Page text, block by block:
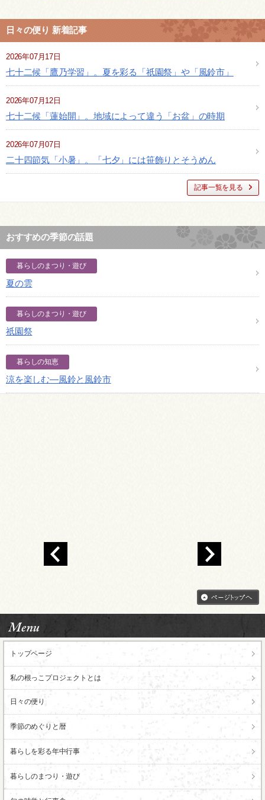
日々の便り 新着記事
2026年07月17日
七十二候「鷹乃学習」。夏を彩る「祇園祭」や「風鈴市」
2026年07月12日
七十二候「蓮始開」。地域によって違う「お盆」の時期
2026年07月07日
二十四節気「小暑」。「七夕」には笹飾りとそうめん
記事一覧を見る
おすすめの季節の話題
暮らしのまつり・遊び
夏の雲
暮らしのまつり・遊び
祇園祭
暮らしの知恵
涼を楽しむ―風鈴と風鈴市
トップページ
私の根っこ プロジェクトとは
日々の便り
季節のめぐりと暦
暮らしを彩る年中行事
暮らしのまつり・遊び